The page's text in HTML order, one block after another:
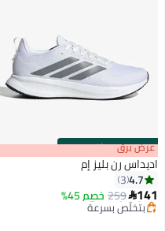
00m:00s
·باقي 100% عرض برق
اديداس رن بليز إم
4.7
3
141
259 خصم 45%
توصيل مجاني
بتخلّص بسرعة